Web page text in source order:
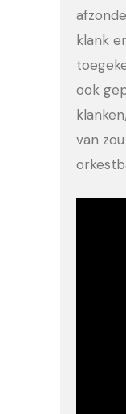
klank
ook
van